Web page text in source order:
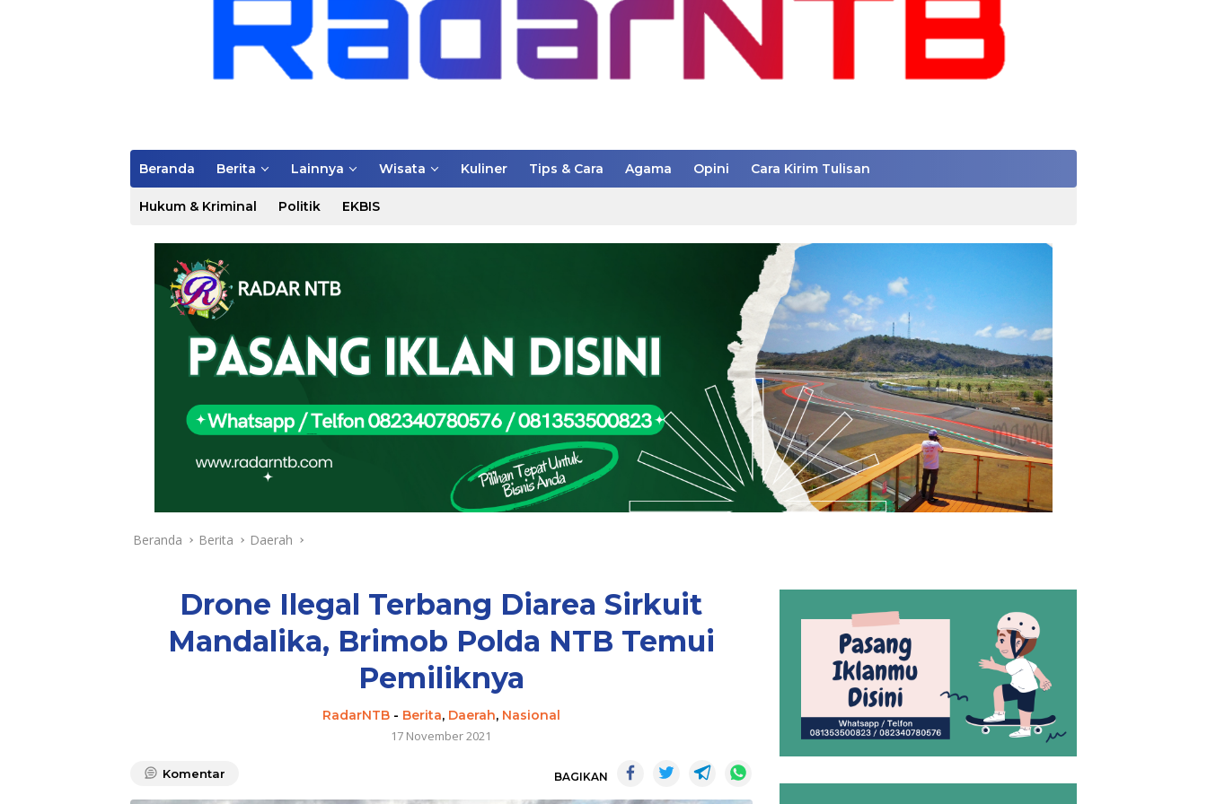
Beranda Berita Lainnya Wisata Kuliner Tips & Cara Agama Opini Cara Kirim Tulisan
Hukum & Kriminal Politik EKBIS
Beranda Berita Daerah
Drone Ilegal Terbang Diarea Sirkuit
Mandalika, Brimob Polda NTB Temui
Pemiliknya
RadarNTB- Berita, Daerah, Nasional
17 November 2021
Komentar BAGIKAN